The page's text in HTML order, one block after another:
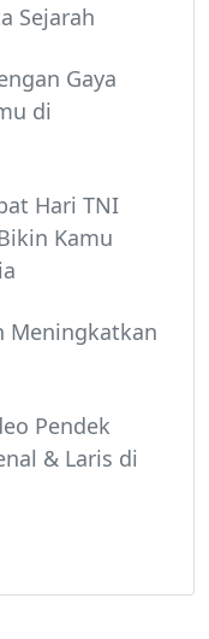
Sejarah
Gaya
di
Hari TNI
Kamu
Meningkatkan
Pendek
& Laris di